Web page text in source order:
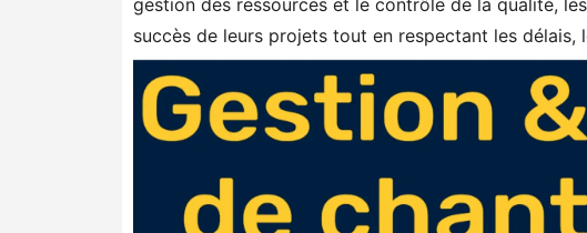
succès de leurs projets tout en respectant les délais,